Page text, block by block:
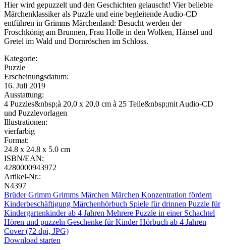
Hier wird gepuzzelt und den Geschichten gelauscht! Vier beliebte
Märchenklassiker als Puzzle und eine begleitende Audio-CD
entführen in Grimms Märchenland: Besucht werden der
Froschkönig am Brunnen, Frau Holle in den Wolken, Hänsel und
Gretel im Wald und Dornröschen im Schloss.
Kategorie:
Puzzle
Erscheinungsdatum:
16. Juli 2019
Ausstattung:
4 Puzzles&nbsp;à 20,0 x 20,0 cm à 25 Teile&nbsp;mit Audio-CD
und Puzzlevorlagen
Illustrationen:
vierfarbig
Format:
24.8 x 24.8 x 5.0 cm
ISBN/EAN:
4280000943972
Artikel-Nr.:
N4397
Brüder Grimm Grimms Märchen Märchen Konzentration fördern
Kinderbeschäftigung Märchenhörbuch Spiele für drinnen Puzzle für
Kindergartenkinder ab 4 Jahren Mehrere Puzzle in einer Schachtel
Hören und puzzeln Geschenke für KinderHörbuch ab 4 Jahren
Cover (72 dpi, JPG)
Download starten